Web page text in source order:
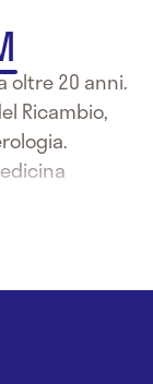
oltre 20 anni.
Ricambio,
Medicine